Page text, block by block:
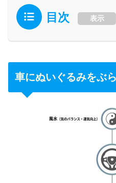
目次 表示
車にぬいぐるみをぶ